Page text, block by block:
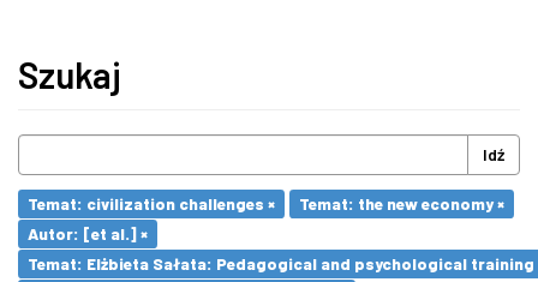
Szukaj
Idź
Temat: civilization challenges ×
Temat: the new economy ×
Autor: [et al.] ×
Temat: Elżbieta Sałata: Pedagogical and psychological